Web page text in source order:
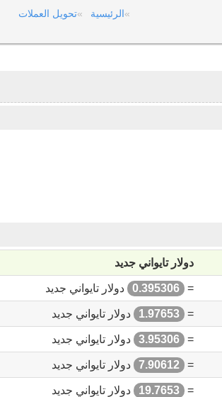
الرئيسية تحويل العملات
دولار تايواني جديد
=
0.395306 دولار تايواني جديد
=
1.97653 دولار تايواني جديد
=
3.95306 دولار تايواني جديد
=
7.90612 دولار تايواني جديد
=
19.7653 دولار تايواني جديد